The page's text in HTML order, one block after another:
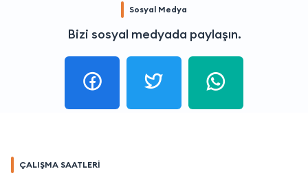
Sosyal Medya
Bizi sosyal medyada paylaşın.
ÇALIŞMA SAATLERİ